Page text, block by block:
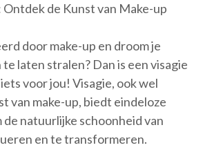
de Kunst van Make-up
door make-up en droom je
laten stralen? Dan is een visagie
voor jou! Visagie, ook wel
van make-up, biedt eindeloze
de natuurlijke schoonheid van
en te transformeren.